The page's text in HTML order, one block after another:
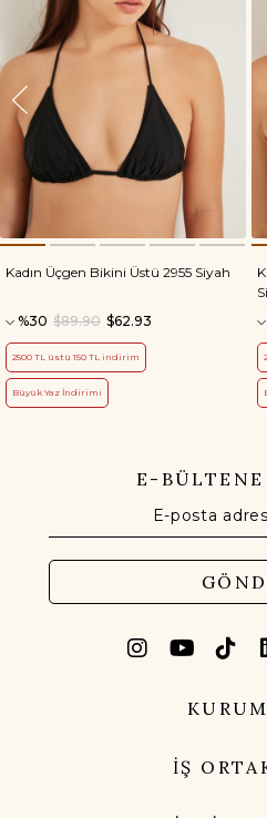
Kadın Üçgen Bikini Üstü 2955 Siyah
%30 $62.93
$89.90
2500 TL üstü 150 TL indirim
Büyük Yaz İndirimi
E-BÜLTENE
İŞ